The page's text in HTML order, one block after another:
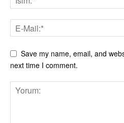
Save my name, email, and
next time I comment.